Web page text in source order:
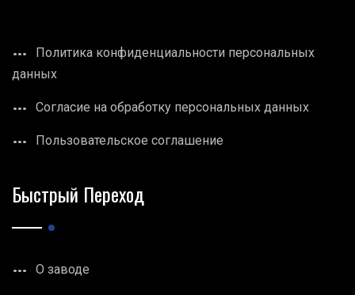
Политика конфиденциальности персональных
данных
Согласие на обработку персональных данных
Пользовательское соглашение
Быстрый Переход
О заводе